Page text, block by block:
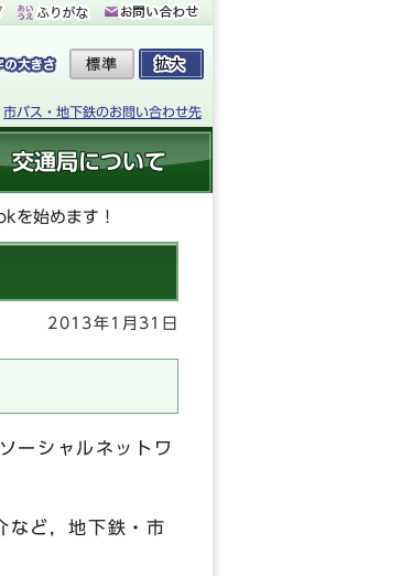
市バス・地下鉄のお問い合わせ先
交通局について
を始めます！
2013年1月31日
ーシャルネットワ
ど，地下鉄・市